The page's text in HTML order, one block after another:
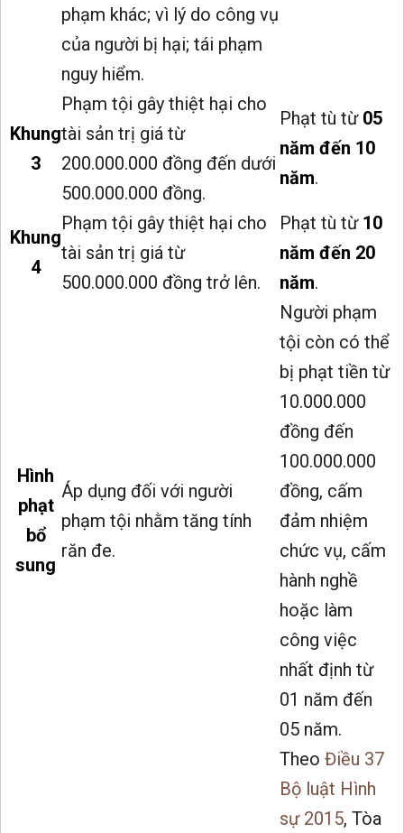
phạm khác; vì lý do công vụ
của người bị hại; tái phạm
nguy hiểm.
Khung
3
Phạm tội gây thiệt hại cho
tài sản trị giá từ
200.000.000 đồng đến dưới
500.000.000 đồng.
Phạt tù từ 05
năm đến 10
năm.
Khung
4
Phạm tội gây thiệt hại cho
tài sản trị giá từ
500.000.000 đồng trở lên.
Phạt tù từ 10
năm đến 20
năm.
Hình
phạt
bổ
sung
Áp dụng đối với người
phạm tội nhằm tăng tính
răn đe.
Người phạm
tội còn có thể
bị phạt tiền từ
10.000.000
đồng đến
100.000.000
đồng, cấm
đảm nhiệm
chức vụ, cấm
hành nghề
hoặc làm
công việc
nhất định từ
01 năm đến
05 năm.
Theo Điều 37
Bộ luật Hình
sự 2015, Tòa